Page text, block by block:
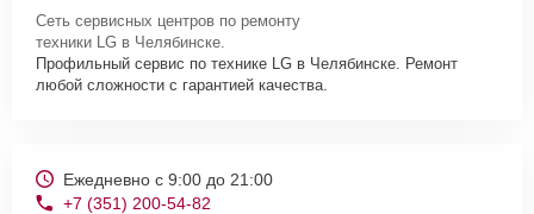
Сеть сервисных центров по ремонту
техники LG в Челябинске.
Профильный сервис по технике LG в Челябинске. Ремонт
любой сложности с гарантией качества.
Ежедневно с 9:00 до 21:00
+7 (351) 200-54-82